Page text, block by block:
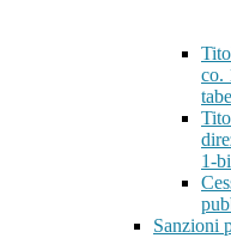
co.
1-
Sanzioni